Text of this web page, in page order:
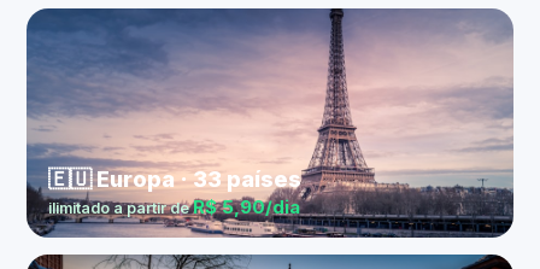
🇪🇺 Europa · 33 países
ilimitado a partir deR$ 5,90/dia